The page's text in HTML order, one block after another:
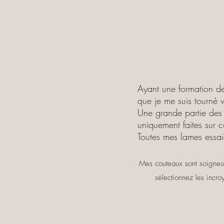
Ayant une formation
que je me suis tourné
Une grande partie
uniquement faites sur
Toutes mes lames
Mes couteaux sont
sélectionnez les